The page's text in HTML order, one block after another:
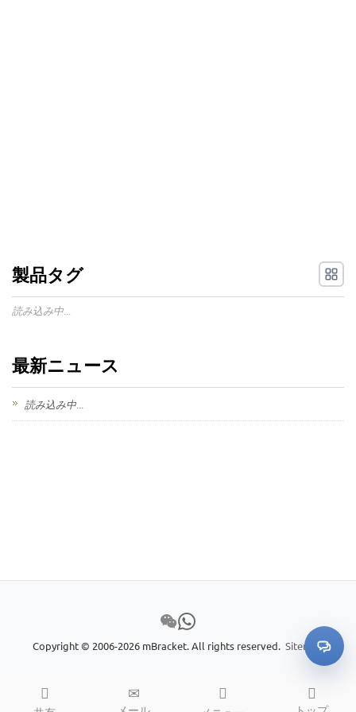
製品タグ
読み込み中...
最新ニュース
読み込み中...
Copyright © 2006-2026 mBracket. All rights reserved. Sitemap